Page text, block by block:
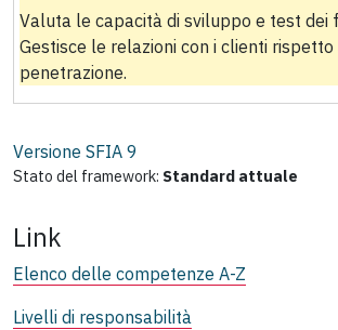
Valuta le capacità di sviluppo e test dei
Gestisce le relazioni con i clienti rispetto
penetrazione.
Versione SFIA 9
Stato del framework: Standard attuale
Link
Elenco delle competenze A-Z
Livelli di responsabilità